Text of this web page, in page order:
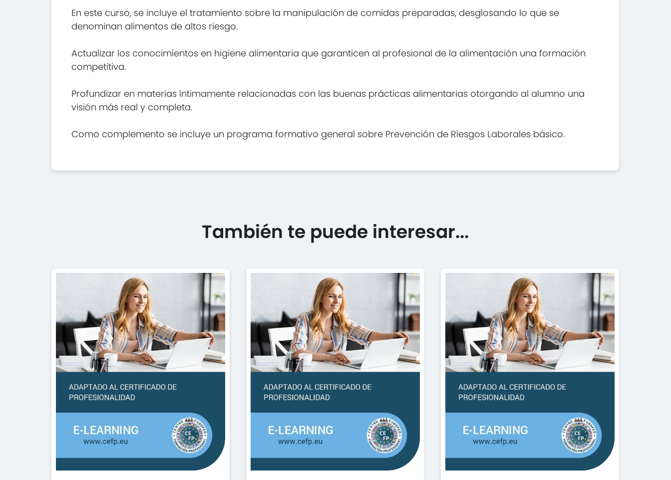
En este curso, se incluye el tratamiento sobre la manipulación de comidas preparadas, desglosando lo que se
denominan alimentos de altos riesgo.
Actualizar los conocimientos en higiene alimentaria que garanticen al profesional de la alimentación una formación
competitiva.
Profundizar en materias íntimamente relacionadas con las buenas prácticas alimentarias otorgando al alumno una
visión más real y completa.
Como complemento se incluye un programa formativo general sobre Prevención de Riesgos Laborales básico.
También te puede interesar...